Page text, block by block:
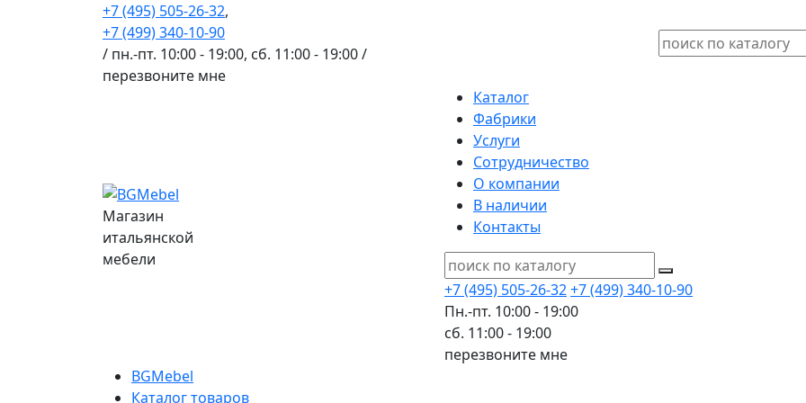
+7 (495) 505-26-32,
+7 (499) 340-10-90
/ пн.-пт. 10:00 - 19:00, сб. 11:00 - 19:00 /
перезвоните мне
Магазин
итальянской
мебели
Каталог
Фабрики
Услуги
Сотрудничество
О компании
В наличии
Контакты
+7 (495) 505-26-32+7 (499) 340-10-90
Пн.-пт. 10:00 - 19:00
сб. 11:00 - 19:00
перезвоните мне
BGMebel
Каталог товаров